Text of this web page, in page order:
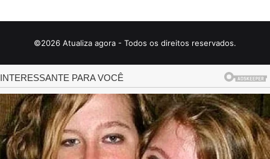
©2026 Atualiza agora - Todos os direitos reservados.